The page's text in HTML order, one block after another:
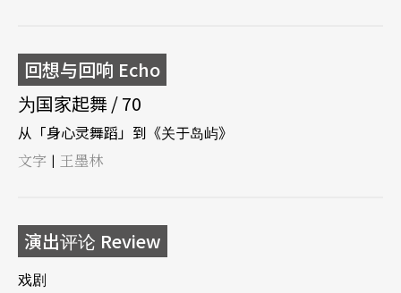
回想与回响 Echo
为国家起舞 / 70
从「身心灵舞蹈」到《关于岛屿》
文字 | 王墨林
演出评论 Review
戏剧